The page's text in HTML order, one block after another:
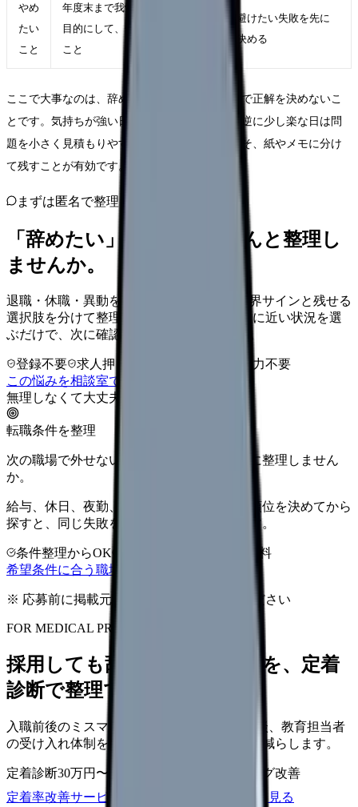
やめ
たい
こと
年度末まで我慢すること自体を
目的にして、体調悪化を見逃す
こと
避けたい失敗を先に
決める
ここで大事なのは、辞めたい気持ちの強さだけで正解を決めないこ
とです。気持ちが強い日は判断が急ぎやすく、逆に少し楽な日は問
題を小さく見積もりやすくなります。だからこそ、紙やメモに分け
て残すことが有効です。
まずは匿名で整理
「辞めたい」を、カンゴさんと整理し
ませんか。
退職・休職・異動を急いで決める前に、限界サインと残せる
選択肢を分けて整理します。 「辞めたい」に近い状況を選
ぶだけで、次に確認することまで進めます。
登録不要 求人押し売りなし
病院名は入力不要
この悩みを相談室で整理する
無理しなくて大丈夫
転職条件を整理
次の職場で外せない条件を、求人を見る前に整理しません
か。
給与、休日、夜勤、通勤、人間関係。優先順位を決めてから
探すと、同じ失敗を繰り返しにくくなります。
条件整理からOK
完全無料
希望条件に合う職場を相談する
※ 応募前に掲載元の最新情報を確認してください
FOR MEDICAL PROVIDERS
採用しても辞めてしまう原因を、定着
診断で整理できます
入職前後のミスマッチ、初月面談、3ヶ月面談、教育担当者
の受け入れ体制を見直し、早期離職の再発を減らします。
定着診断30万円〜
オンボーディング改善
定着率改善サービスを相談
サービス詳細を見る